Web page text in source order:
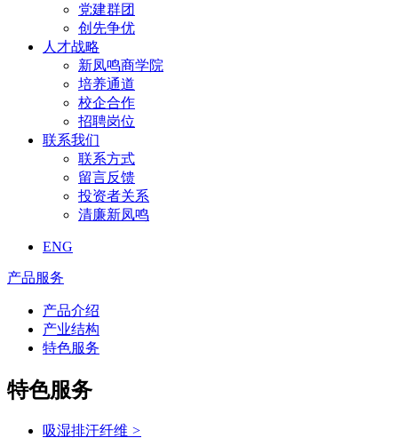
党建群团
创先争优
人才战略
新凤鸣商学院
培养通道
校企合作
招聘岗位
联系我们
联系方式
留言反馈
投资者关系
清廉新凤鸣
ENG
产品服务
产品介绍
产业结构
特色服务
特色服务
吸湿排汗纤维 >